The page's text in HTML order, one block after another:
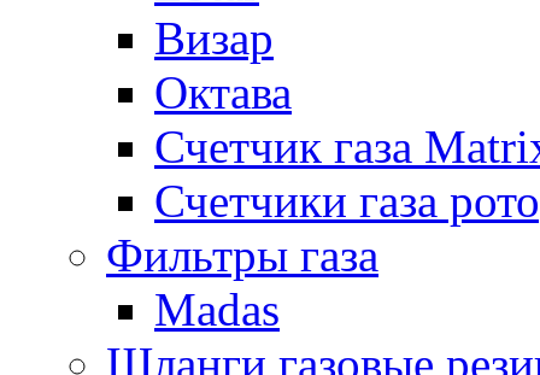
Визар
Октава
Счетчик газа
Счетчики газа
Фильтры газа
Madas
Шланги газовые